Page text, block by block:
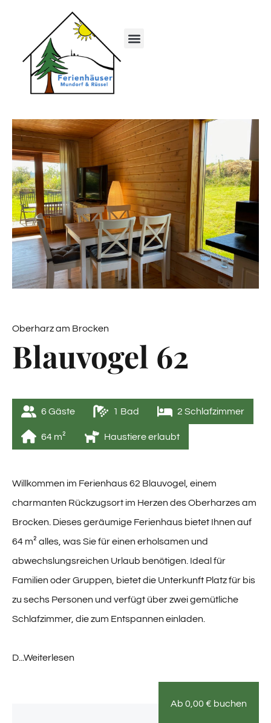
Oberharz am Brocken
Blauvogel 62
6 Gäste 1 Bad 2 Schlafzimmer
64 m² Haustiere erlaubt
Willkommen im Ferienhaus 62 Blauvogel, einem
charmanten Rückzugsort im Herzen des Oberharzes am
Brocken. Dieses geräumige Ferienhaus bietet Ihnen auf
64 m² alles, was Sie für einen erholsamen und
abwechslungsreichen Urlaub benötigen. Ideal für
Familien oder Gruppen, bietet die Unterkunft Platz für bis
zu sechs Personen und verfügt über zwei gemütliche
Schlafzimmer, die zum Entspannen einladen.
D ...Weiterlesen
Ab 0,00 € buchen